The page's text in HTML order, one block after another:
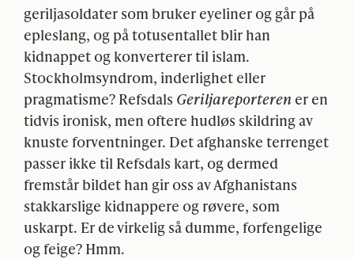
geriljasoldater som bruker eyeliner og går på
epleslang, og på totusentallet blir han
kidnappet og konverterer til islam.
Stockholmsyndrom, inderlighet eller
pragmatisme? Refsdals Geriljareporteren er en
tidvis ironisk, men oftere hudløs skildring av
knuste forventninger. Det afghanske terrenget
passer ikke til Refsdals kart, og dermed
fremstår bildet han gir oss av Afghanistans
stakkarslige kidnappere og røvere, som
uskarpt. Er de virkelig så dumme, forfengelige
og feige? Hmm.